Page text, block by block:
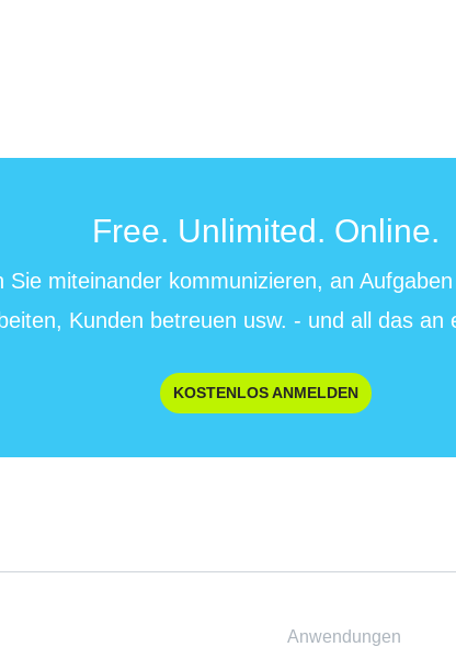
Free. Unlimited. Online.
Sie miteinander kommunizieren, an
Kunden betreuen usw. - und all das an
KOSTENLOS ANMELDEN
Anwendungen